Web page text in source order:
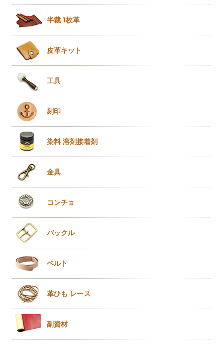
半裁 1枚革
皮革キット
工具
刻印
染料 溶剤接着剤
金具
コンチョ
バックル
ベルト
革ひも レース
副資材